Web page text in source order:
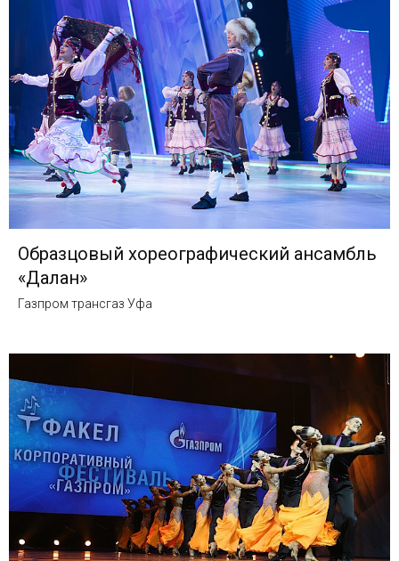
Образцовый хореографический ансамбль
«Далан»
Газпром трансгаз Уфа